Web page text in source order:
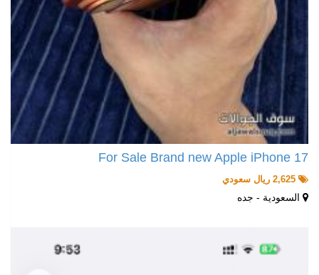
For Sale Brand new Apple iPhone 17
السعودية - جده